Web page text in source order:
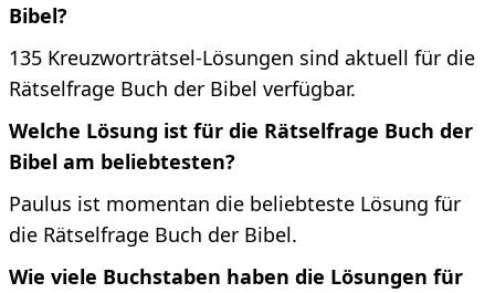
Bibel?
135 Kreuzworträtsel-Lösungen sind aktuell für die
Rätselfrage Buch der Bibel verfügbar.
Welche Lösung ist für die Rätselfrage Buch der
Bibel am beliebtesten?
Paulus ist momentan die beliebteste Lösung für
die Rätselfrage Buch der Bibel.
Wie viele Buchstaben haben die Lösungen für